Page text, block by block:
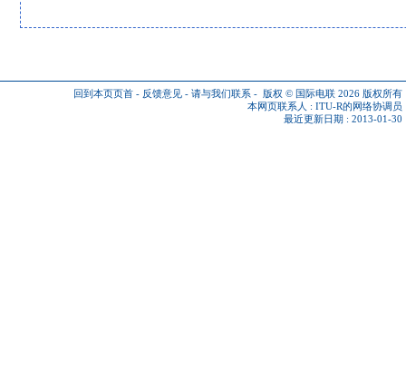
回到本页页首 - 反馈意见 - 请与我们联系 - 版权 © 国际电联 2026 版权所有
本网页联系人 : ITU-R的网络协调员
最近更新日期 : 2013-01-30